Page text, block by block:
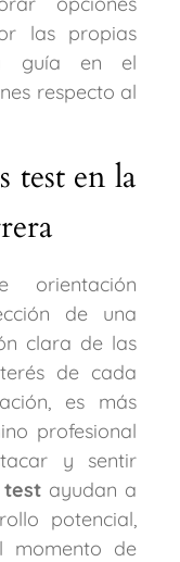
las propias
guía en el
respecto al
test en la
orientación
de una
clara de las
de cada
es más
profesional
y sentir
testayudan a
potencial,
momento de